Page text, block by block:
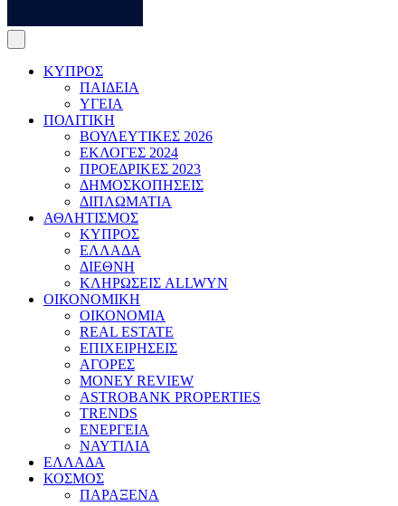
ΚΥΠΡΟΣ
ΠΑΙΔΕΙΑ
ΥΓΕΙΑ
ΠΟΛΙΤΙΚΗ
ΒΟΥΛΕΥΤΙΚΕΣ 2026
ΕΚΛΟΓΕΣ 2024
ΠΡΟΕΔΡΙΚΕΣ 2023
ΔΗΜΟΣΚΟΠΗΣΕΙΣ
ΔΙΠΛΩΜΑΤΙΑ
ΑΘΛΗΤΙΣΜΟΣ
ΚΥΠΡΟΣ
ΕΛΛΑΔΑ
ΔΙΕΘΝΗ
ΚΛΗΡΩΣΕΙΣ ALLWYN
ΟΙΚΟΝΟΜΙΚΗ
ΟΙΚΟΝΟΜΙΑ
REAL ESTATE
ΕΠΙΧΕΙΡΗΣΕΙΣ
ΑΓΟΡΕΣ
MONEY REVIEW
ASTROBANK PROPERTIES
TRENDS
ΕΝΕΡΓΕΙΑ
ΝΑΥΤΙΛΙΑ
ΕΛΛΑΔΑ
ΚΟΣΜΟΣ
ΠΑΡΑΞΕΝΑ